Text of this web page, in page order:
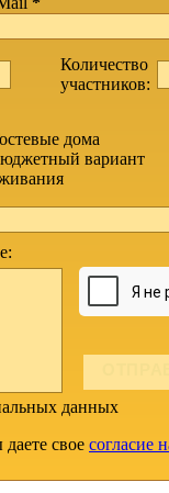
Количество
участников:
дома
вариант
данных
свое согласие